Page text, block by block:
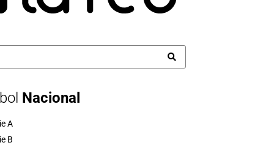
Nacional
A
B